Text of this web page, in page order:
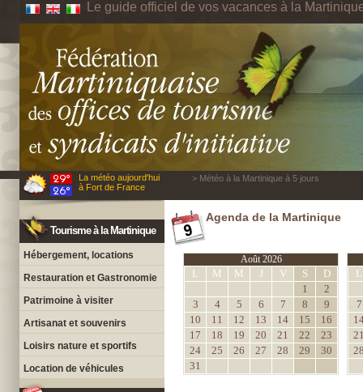
Le guide officiel de vos vacances à la
La météo aujourd'hui
à Fort de France
> Météo à la Martinique à 5 jours
Tourisme à la Martinique
Hébergement, locations
Restauration et Gastronomie
Patrimoine à visiter
Artisanat et souvenirs
Loisirs nature et sportifs
Location de véhicules
Agenda de la Martinique
Août 2026
L M M J V S
D
1
2
3
4 5 6 7 8
9
10
11 12 13 14 15
16
17
18 19 20 21 22
23
24
25 26 27 28 29
30
31
L
7